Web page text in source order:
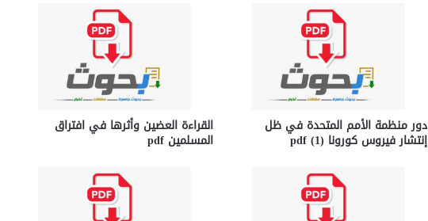
دور منظمة الأمم المتحدة في ظل
إنتشار فيروس كورونا (1) pdf
القراءة العضين وأثرها في افتراق
المسلمين pdf